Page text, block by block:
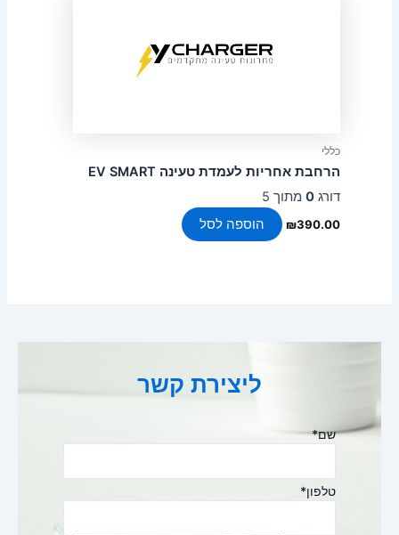
כללי
הרחבת אחריות לעמדת טעינה EV SMART
דורג0 מתוך 5
₪390.00 הוספה לסל
ליצירת קשר
שם*
טלפון*